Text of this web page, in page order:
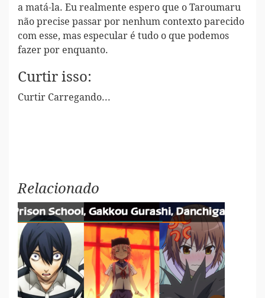
a matá-la. Eu realmente espero que o Taroumaru
não precise passar por nenhum contexto parecido
com esse, mas especular é tudo o que podemos
fazer por enquanto.
Curtir isso:
Curtir Carregando...
Relacionado